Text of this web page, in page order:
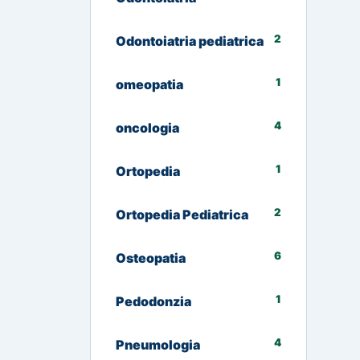
Odontoiatria pediatrica 2
omeopatia 1
oncologia 4
Ortopedia 1
Ortopedia Pediatrica 2
Osteopatia 6
Pedodonzia 1
Pneumologia 4